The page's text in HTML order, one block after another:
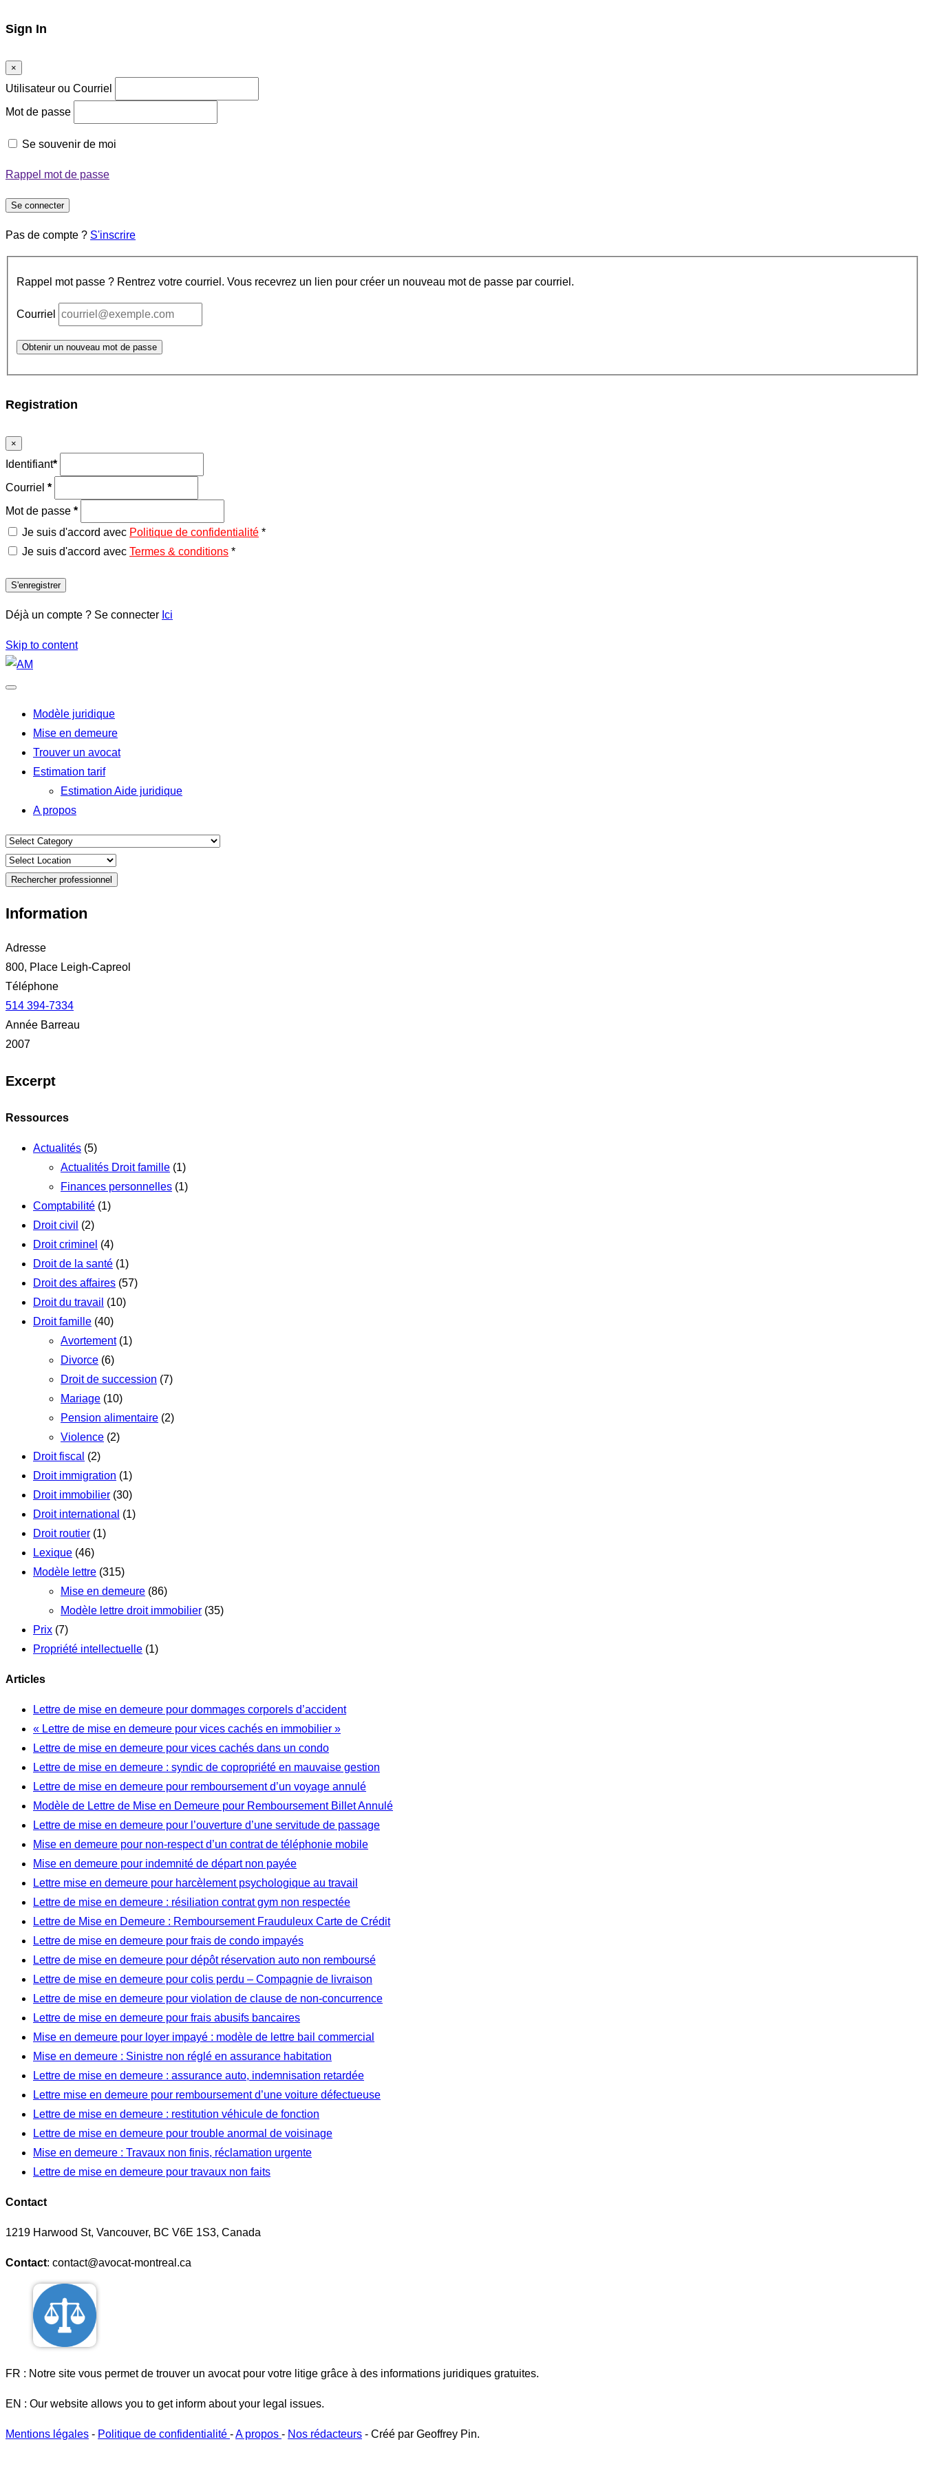
Sign In
×
Utilisateur ou Courriel
Mot de passe
Se souvenir de moi
Rappel mot de passe
Se connecter
Pas de compte ? S'inscrire
Rappel mot passe ? Rentrez votre courriel. Vous recevrez un lien pour créer un nouveau mot de passe par courriel.
Courriel
Obtenir un nouveau mot de passe
Registration
×
Identifiant*
Courriel *
Mot de passe *
Je suis d'accord avec Politique de confidentialité *
Je suis d'accord avec Termes & conditions *
S'enregistrer
Déjà un compte ? Se connecter Ici
Skip to content
Modèle juridique
Mise en demeure
Trouver un avocat
Estimation tarif
Estimation Aide juridique
A propos
Rechercher professionnel
Information
Adresse
800, Place Leigh-Capreol
Téléphone
514 394-7334
Année Barreau
2007
Excerpt
Ressources
Actualités (5)
Actualités Droit famille (1)
Finances personnelles (1)
Comptabilité (1)
Droit civil (2)
Droit criminel (4)
Droit de la santé (1)
Droit des affaires (57)
Droit du travail (10)
Droit famille (40)
Avortement(1)
Divorce (6)
Droit de succession (7)
Mariage (10)
Pension alimentaire (2)
Violence (2)
Droit fiscal (2)
Droit immigration (1)
Droit immobilier (30)
Droit international (1)
Droit routier (1)
Lexique (46)
Modèle lettre (315)
Mise en demeure (86)
Modèle lettre droit immobilier (35)
Prix (7)
Propriété intellectuelle (1)
Articles
Lettre de mise en demeure pour dommages corporels d’accident
« Lettre de mise en demeure pour vices cachés en immobilier »
Lettre de mise en demeure pour vices cachés dans un condo
Lettre de mise en demeure : syndic de copropriété en mauvaise gestion
Lettre de mise en demeure pour remboursement d’un voyage annulé
Modèle de Lettre de Mise en Demeure pour Remboursement Billet Annulé
Lettre de mise en demeure pour l’ouverture d’une servitude de passage
Mise en demeure pour non-respect d’un contrat de téléphonie mobile
Mise en demeure pour indemnité de départ non payée
Lettre mise en demeure pour harcèlement psychologique au travail
Lettre de mise en demeure : résiliation contrat gym non respectée
Lettre de Mise en Demeure : Remboursement Frauduleux Carte de Crédit
Lettre de mise en demeure pour frais de condo impayés
Lettre de mise en demeure pour dépôt réservation auto non remboursé
Lettre de mise en demeure pour colis perdu – Compagnie de livraison
Lettre de mise en demeure pour violation de clause de non-concurrence
Lettre de mise en demeure pour frais abusifs bancaires
Mise en demeure pour loyer impayé : modèle de lettre bail commercial
Mise en demeure : Sinistre non réglé en assurance habitation
Lettre de mise en demeure : assurance auto, indemnisation retardée
Lettre mise en demeure pour remboursement d’une voiture défectueuse
Lettre de mise en demeure : restitution véhicule de fonction
Lettre de mise en demeure pour trouble anormal de voisinage
Mise en demeure : Travaux non finis, réclamation urgente
Lettre de mise en demeure pour travaux non faits
Contact
1219 Harwood St, Vancouver, BC V6E 1S3, Canada
Contact: contact@avocat-montreal.ca
FR : Notre site vous permet de trouver un avocat pour votre litige grâce à des informations juridiques gratuites.
EN : Our website allows you to get inform about your legal issues.
Mentions légales - Politique de confidentialité -A propos - Nos rédacteurs - Créé par Geoffrey Pin.